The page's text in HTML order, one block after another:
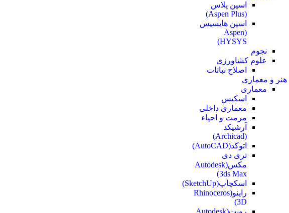
اسپن پلاس
(Aspen Plus)
اسپن هایسیس
(Aspen
HYSYS)
نجوم
علوم کشاورزی
اصلاح نباتات
هنر و معماری
معماری
اسکیس
معماری داخلی
مرمت و احیاء
آرشیکد
(Archicad)
اتوکد(AutoCAD)
تری دی
مکس(Autodesk
3ds Max)
اسکچاپ(SketchUp)
راینو(Rhinoceros
3D)
رویت(Autodesk